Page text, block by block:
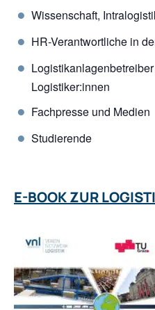
Wissenschaft,
HR-Verantwortliche in
Logistiker:innen
Fachpresse und Medien
Studierende
E-BOOK ZUR